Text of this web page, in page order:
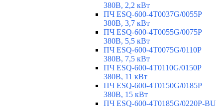
380В, 2,2 кВт
ПЧ ESQ-600-4T0037G/0055P
380В, 3,7 кВт
ПЧ ESQ-600-4T0055G/0075P
380В, 5,5 кВт
ПЧ ESQ-600-4T0075G/0110P
380В, 7,5 кВт
ПЧ ESQ-600-4T0110G/0150P
380В, 11 кВт
ПЧ ESQ-600-4T0150G/0185P
380В, 15 кВт
ПЧ ESQ-600-4T0185G/0220P-BU